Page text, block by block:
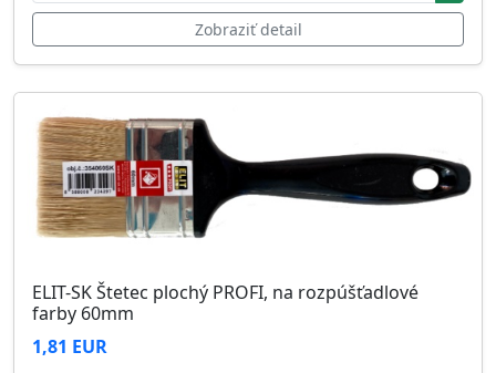
Zobraziť detail
ELIT-SK Štetec plochý PROFI, na rozpúšťadlové
farby 60mm
1,81 EUR